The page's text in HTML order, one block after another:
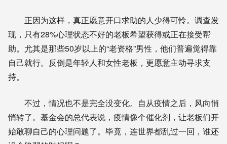
正因为这样，真正愿意开口求助的人少得可怜。调查发
现，只有28%心理状态不好的老板希望获得或正在接受帮
助。尤其是那些50岁以上的“老资格”男性，他们普遍觉得靠
自己就行。反倒是年轻人和女性老板，更愿意主动寻求支
持。
不过，情况也不是完全没变化。自从疫情之后，风向悄
悄转了。基金会的总代表说，疫情像个催化剂，让老板们开
始敢聊自己的心理问题了。毕竟，连世界都乱过一回，谁还